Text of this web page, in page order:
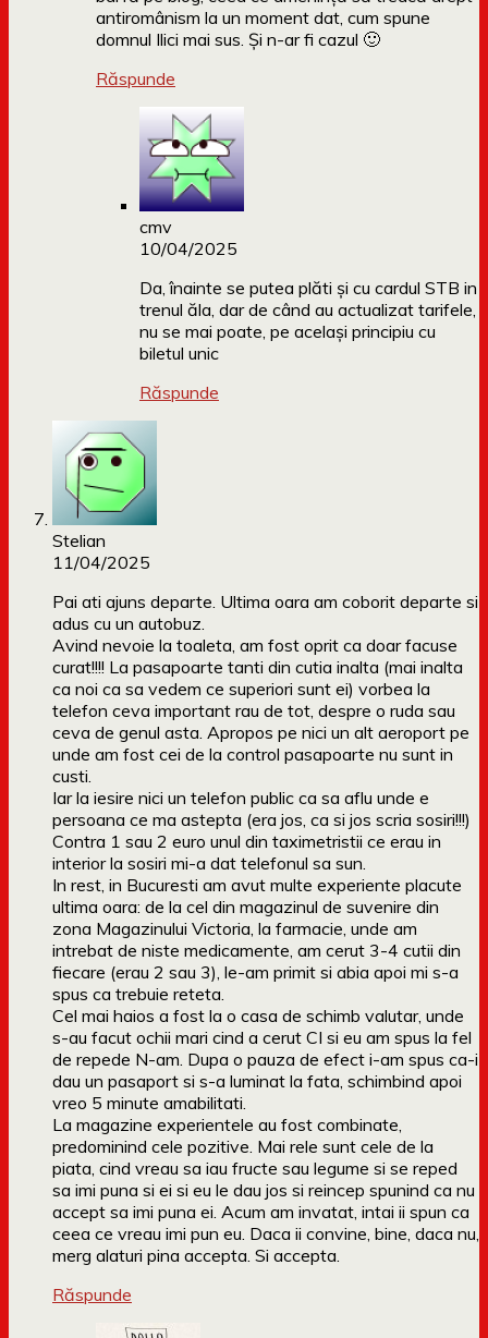
antiromânism la un moment dat, cum spune
domnul Ilici mai sus. Și n-ar fi cazul 🙂
Răspunde
cmv
10/04/2025
Da, înainte se putea plăti și cu cardul STB in
trenul ăla, dar de când au actualizat tarifele,
nu se mai poate, pe același principiu cu
biletul unic
Răspunde
Stelian
11/04/2025
Pai ati ajuns departe. Ultima oara am coborit departe si
adus cu un autobuz.
Avind nevoie la toaleta, am fost oprit ca doar facuse
curat!!!! La pasapoarte tanti din cutia inalta (mai inalta
ca noi ca sa vedem ce superiori sunt ei) vorbea la
telefon ceva important rau de tot, despre o ruda sau
ceva de genul asta. Apropos pe nici un alt aeroport pe
unde am fost cei de la control pasapoarte nu sunt in
custi.
Iar la iesire nici un telefon public ca sa aflu unde e
persoana ce ma astepta (era jos, ca si jos scria sosiri!!!)
Contra 1 sau 2 euro unul din taximetristii ce erau in
interior la sosiri mi-a dat telefonul sa sun.
In rest, in Bucuresti am avut multe experiente placute
ultima oara: de la cel din magazinul de suvenire din
zona Magazinului Victoria, la farmacie, unde am
intrebat de niste medicamente, am cerut 3-4 cutii din
fiecare (erau 2 sau 3), le-am primit si abia apoi mi s-a
spus ca trebuie reteta.
Cel mai haios a fost la o casa de schimb valutar, unde
s-au facut ochii mari cind a cerut CI si eu am spus la fel
de repede N-am. Dupa o pauza de efect i-am spus ca-i
dau un pasaport si s-a luminat la fata, schimbind apoi
vreo 5 minute amabilitati.
La magazine experientele au fost combinate,
predominind cele pozitive. Mai rele sunt cele de la
piata, cind vreau sa iau fructe sau legume si se reped
sa imi puna si ei si eu le dau jos si reincep spunind ca nu
accept sa imi puna ei. Acum am invatat, intai ii spun ca
ceea ce vreau imi pun eu. Daca ii convine, bine, daca nu,
merg alaturi pina accepta. Si accepta.
Răspunde